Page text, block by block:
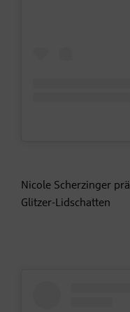
Nicole Scherzinger
Glitzer-Lidschatten